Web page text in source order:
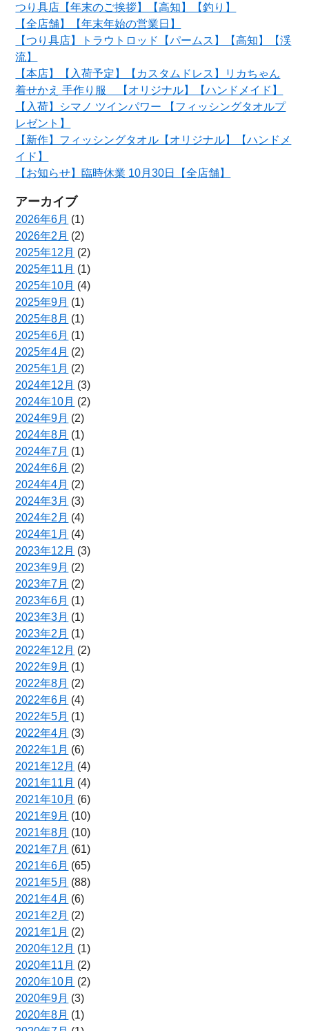
つり具店【年末のご挨拶】【高知】【釣り】
【全店舗】【年末年始の営業日】
【つり具店】トラウトロッド【パームス】【高知】【渓
流】
【本店】【入荷予定】【カスタムドレス】リカちゃん
着せかえ 手作り服 【オリジナル】【ハンドメイド】
【入荷】シマノ ツインパワー 【フィッシングタオルプ
レゼント】
【新作】フィッシングタオル【オリジナル】【ハンドメ
イド】
【お知らせ】臨時休業 10月30日【全店舗】
アーカイブ
2026年6月 (1)
2026年2月 (2)
2025年12月 (2)
2025年11月 (1)
2025年10月 (4)
2025年9月 (1)
2025年8月 (1)
2025年6月 (1)
2025年4月 (2)
2025年1月 (2)
2024年12月 (3)
2024年10月 (2)
2024年9月 (2)
2024年8月 (1)
2024年7月 (1)
2024年6月 (2)
2024年4月 (2)
2024年3月 (3)
2024年2月 (4)
2024年1月 (4)
2023年12月 (3)
2023年9月 (2)
2023年7月 (2)
2023年6月 (1)
2023年3月 (1)
2023年2月 (1)
2022年12月 (2)
2022年9月 (1)
2022年8月 (2)
2022年6月 (4)
2022年5月 (1)
2022年4月 (3)
2022年1月 (6)
2021年12月 (4)
2021年11月 (4)
2021年10月 (6)
2021年9月 (10)
2021年8月 (10)
2021年7月 (61)
2021年6月 (65)
2021年5月 (88)
2021年4月 (6)
2021年2月 (2)
2021年1月 (2)
2020年12月 (1)
2020年11月 (2)
2020年10月 (2)
2020年9月 (3)
2020年8月 (1)